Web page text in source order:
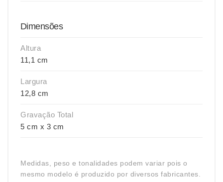
Dimensões
Altura
11,1 cm
Largura
12,8 cm
Gravação Total
5 cm x 3 cm
Medidas, peso e tonalidades podem variar pois o
mesmo modelo é produzido por diversos fabricantes.